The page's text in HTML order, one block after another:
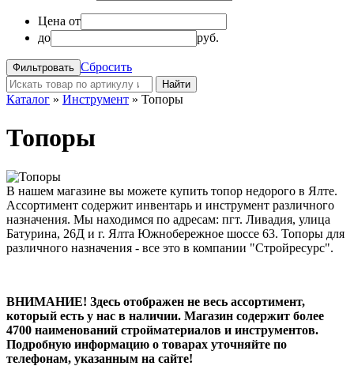
Цена от
до
руб.
Сбросить
Найти
Каталог » Инструмент » Топоры
Топоры
В нашем магазине вы можете купить топор недорого в Ялте.
Ассортимент содержит инвентарь и инструмент различного
назначения. Мы находимся по адресам: пгт. Ливадия, улица
Батурина, 26Д и г. Ялта Южнобережное шоссе 63. Топоры для
различного назначения - все это в компании "Стройресурс".
ВНИМАНИЕ! Здесь отображен не весь ассортимент,
который есть у нас в наличии. Магазин содержит более
4700 наименований стройматериалов и инструментов.
Подробную информацию о товарах уточняйте по
телефонам, указанным на сайте!